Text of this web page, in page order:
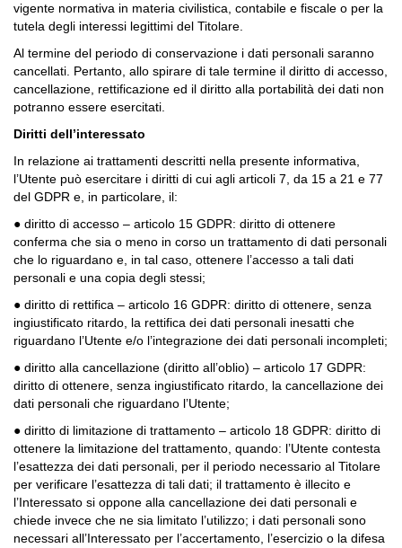
vigente normativa in materia civilistica, contabile e fiscale o per la
tutela degli interessi legittimi del Titolare.
Al termine del periodo di conservazione i dati personali saranno
cancellati. Pertanto, allo spirare di tale termine il diritto di accesso,
cancellazione, rettificazione ed il diritto alla portabilità dei dati non
potranno essere esercitati.
Diritti dell’interessato
In relazione ai trattamenti descritti nella presente informativa,
l’Utente può esercitare i diritti di cui agli articoli 7, da 15 a 21 e 77
del GDPR e, in particolare, il:
● diritto di accesso – articolo 15 GDPR: diritto di ottenere
conferma che sia o meno in corso un trattamento di dati personali
che lo riguardano e, in tal caso, ottenere l’accesso a tali dati
personali e una copia degli stessi;
● diritto di rettifica – articolo 16 GDPR: diritto di ottenere, senza
ingiustificato ritardo, la rettifica dei dati personali inesatti che
riguardano l’Utente e/o l’integrazione dei dati personali incompleti;
● diritto alla cancellazione (diritto all’oblio) – articolo 17 GDPR:
diritto di ottenere, senza ingiustificato ritardo, la cancellazione dei
dati personali che riguardano l’Utente;
● diritto di limitazione di trattamento – articolo 18 GDPR: diritto di
ottenere la limitazione del trattamento, quando: l’Utente contesta
l’esattezza dei dati personali, per il periodo necessario al Titolare
per verificare l’esattezza di tali dati; il trattamento è illecito e
l’Interessato si oppone alla cancellazione dei dati personali e
chiede invece che ne sia limitato l’utilizzo; i dati personali sono
necessari all’Interessato per l’accertamento, l’esercizio o la difesa